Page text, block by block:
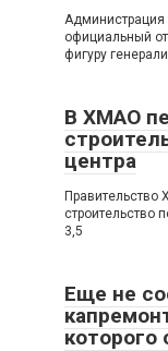
Администрация
официальный
фигуру
В ХМАО
центра
Правительство
строительство
3,5
Еще не